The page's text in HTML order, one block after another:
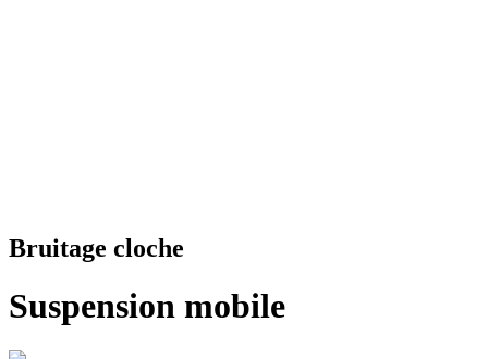
Bruitage cloche
Suspension mobile